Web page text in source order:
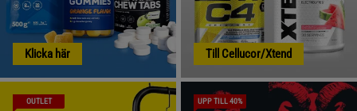
Klicka här Till Cellucor/Xtend
OUTLET UPP TILL 40%